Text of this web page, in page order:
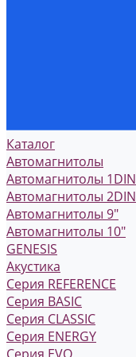
Каталог
Автомагнитолы
Автомагнитолы 1DIN
Автомагнитолы 2DIN
Автомагнитолы 9"
Автомагнитолы 10"
GENESIS
Акустика
Серия REFERENCE
Серия BASIC
Серия CLASSIC
Серия ENERGY